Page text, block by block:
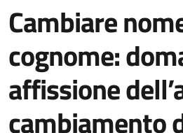
Cambiare
cognome:
affissione
cambiamento